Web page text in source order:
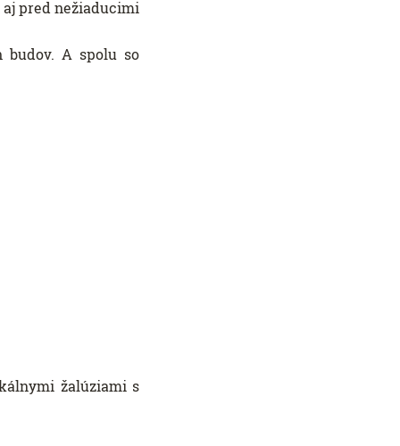
pred nežiaducimi
A spolu so
žalúziami s